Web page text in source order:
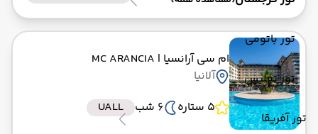
تور باتومی
تور تفلیس
تور آفریقا
ام سی آرانسیا | MC ARANCIA
آلانیا
5 ستاره
6 شب UALL